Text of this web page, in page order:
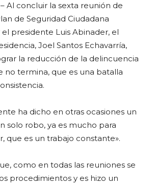
ai
l
m
p
ar
ti
r
Al concluir la sexta reunión de
de Seguridad Ciudadana
presidente Luis Abinader, el
Joel Santos Echavarría,
la reducción de la delincuencia
no termina, que es una batalla
ha dicho en otras ocasiones un
solo robo, ya es mucho para
que es un trabajo constante».
como en todas las reuniones se
procedimientos y es hizo un